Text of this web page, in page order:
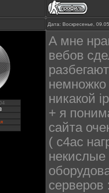
Дата: Воскресенье,
А мне
вебов
немножко
никакой
+ я
сайта
( с4ас
некислые
серверов